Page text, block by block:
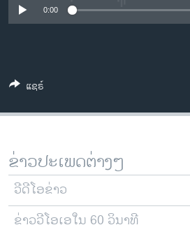
ຊີວິດຊາວລາວ
ທຸລະກິດ
ພາສາອັງກິດ
ສຽງ
ລາຍການກະຈາຍສຽງ
ລາຍງານ
ຕິດຕາມພວກເຮົາ ທີ່
0:00
ແຊຣ໌
ຂ່າວປະເພດຕ່າງໆ
ວີດີໂອຂ່າວ
ຂ່າວວີໂອເອໃນ 60 ວິນາທີ